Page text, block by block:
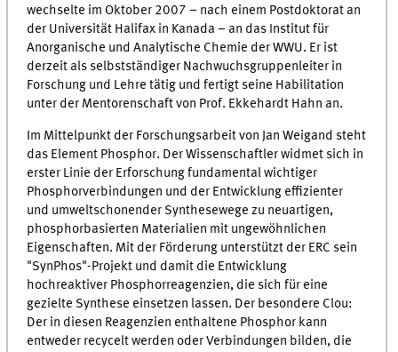
wechselte im Oktober 2007 – nach einem Postdoktorat an
der Universität Halifax in Kanada – an das Institut für
Anorganische und Analytische Chemie der WWU. Er ist
derzeit als selbstständiger Nachwuchsgruppenleiter in
Forschung und Lehre tätig und fertigt seine Habilitation
unter der Mentorenschaft von Prof. Ekkehardt Hahn an.
Im Mittelpunkt der Forschungsarbeit von Jan Weigand steht
das Element Phosphor. Der Wissenschaftler widmet sich in
erster Linie der Erforschung fundamental wichtiger
Phosphorverbindungen und der Entwicklung effizienter
und umweltschonender Synthesewege zu neuartigen,
phosphorbasierten Materialien mit ungewöhnlichen
Eigenschaften. Mit der Förderung unterstützt der ERC sein
"SynPhos"-Projekt und damit die Entwicklung
hochreaktiver Phosphorreagenzien, die sich für eine
gezielte Synthese einsetzen lassen. Der besondere Clou:
Der in diesen Reagenzien enthaltene Phosphor kann
entweder recycelt werden oder Verbindungen bilden, die